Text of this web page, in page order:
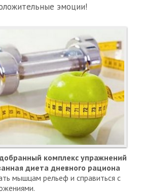
эмоции!
комплекс упражнений
диета дневного рациона
мышцам рельеф и справиться с